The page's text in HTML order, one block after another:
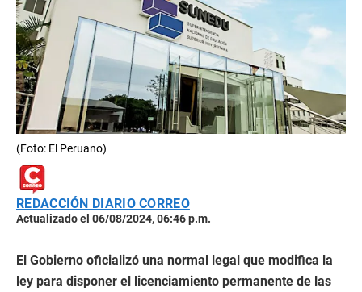
(Foto: El Peruano)
REDACCIÓN DIARIO CORREO
Actualizado el 06/08/2024, 06:46 p.m.
El Gobierno oficializó una normal legal que modifica la
ley para disponer el licenciamiento permanente de las